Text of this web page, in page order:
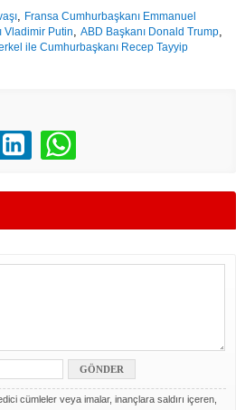
Fransa Cumhurbaşkanı Emmanuel
Vladimir Putin ABD Başkanı Donald Trump
ile Cumhurbaşkanı Recep Tayyip
cümleler veya imalar, inançlara saldırı içeren,